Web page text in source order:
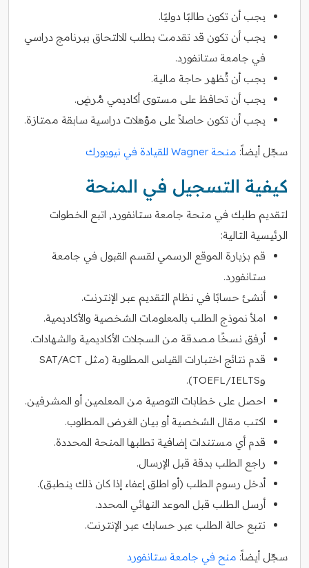
يجب أن تكون طالبًا دوليًا.
يجب أن تكون قد تقدمت بطلب للالتحاق ببرنامج دراسي
في جامعة ستانفورد.
يجب أن تُظهر حاجة مالية.
يجب أن تحافظ على مستوى أكاديمي مُرضٍ.
يجب أن تكون حاصلاً على مؤهلات دراسية سابقة ممتازة.
سجّل أيضاً: منحة Wagner للقيادة في نيويورك
كيفية التسجيل في المنحة
لتقديم طلبك في منحة جامعة ستانفورد, اتبع الخطوات
الرئيسية التالية:
قم بزيارة الموقع الرسمي لقسم القبول في جامعة
ستانفورد.
أنشئ حسابًا في نظام التقديم عبر الإنترنت.
املأ نموذج الطلب بالمعلومات الشخصية والأكاديمية.
أرفق نسخًا مصدقة من السجلات الأكاديمية والشهادات.
قدم نتائج اختبارات القياس المطلوبة (مثل SAT/ACT
وTOEFL/IELTS).
احصل على خطابات التوصية من المعلمين أو المشرفين.
اكتب مقال الشخصية أو بيان الغرض المطلوب.
قدم أي مستندات إضافية تطلبها المنحة المحددة.
راجع الطلب بدقة قبل الإرسال.
أدخل رسوم الطلب (أو اطلق إعفاء إذا كان ذلك ينطبق).
أرسل الطلب قبل الموعد النهائي المحدد.
تتبع حالة الطلب عبر حسابك عبر الإنترنت.
سجّل أيضاً: منح في جامعة ستانفورد